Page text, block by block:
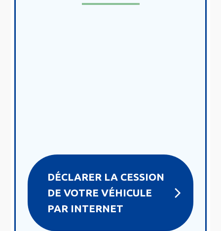
DÉCLARER LA CESSION
DE VOTRE VÉHICULE
PAR INTERNET